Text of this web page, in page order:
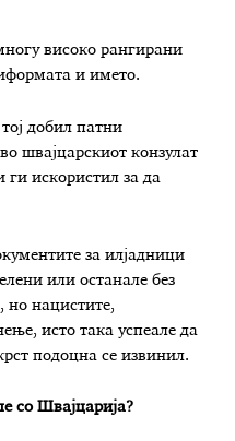
високо рангирани
и името.
добил патни
швајцарскиот конзулат
ги искористил за да
за илјадници
или останале без
но нацистите,
исто така успеале да
подоцна се извинил.
со Швајцарија?